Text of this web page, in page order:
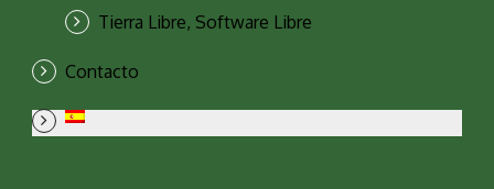
Tierra Libre, Software Libre
Contacto